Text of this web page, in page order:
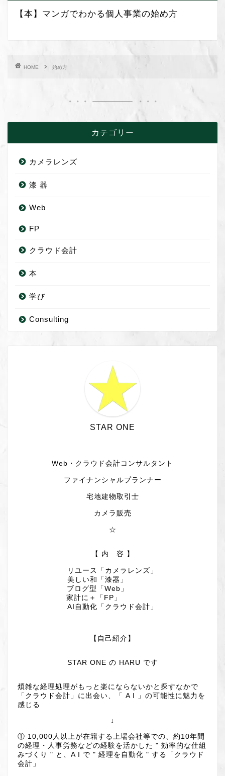
【本】マンガでわかる個人事業の始め方
HOME 始め方
カテゴリー
カメラレンズ
漆 器
Web
FP
クラウド会計
本
学び
Consulting
STAR ONE
Web・クラウド会計コンサルタント
ファイナンシャルプランナー
宅地建物取引士
カメラ販売
☆
【 内 容 】
リユース「カメラレンズ」
美しい和「漆器」
ブログ型「Web」
家計に＋「FP」
AI自動化「クラウド会計」
【自己紹介】
STAR ONE の HARU です
煩雑な経理処理がもっと楽にならないかと探すなかで
「クラウド会計」に出会い、「 A I 」の可能性に魅力を
感じる
↓
① 10,000人以上が在籍する上場会社等での、約10年間
の経理・人事労務などの経験を活かした " 効率的な仕組
みづくり " と、A I で " 経理を自動化 " する「クラウド
会計」